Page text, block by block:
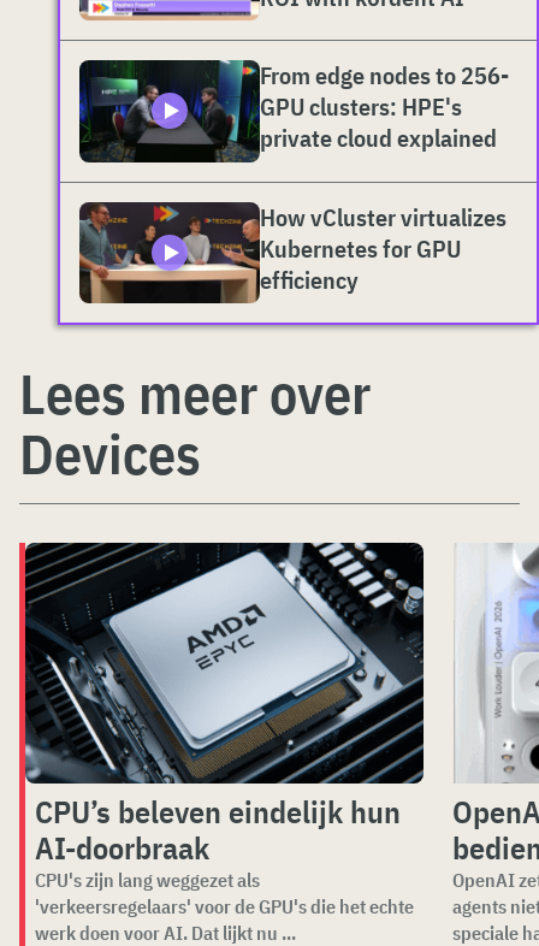
From edge nodes to 256-
GPU clusters: HPE's
private cloud explained
How vCluster virtualizes
Kubernetes for GPU
efficiency
Lees meer over
Devices
CPU’s beleven eindelijk hun
AI-doorbraak
CPU's zijn lang weggezet als
'verkeersregelaars' voor de GPU's die het echte
werk doen voor AI. Dat lijkt nu ...
OpenAI
agents
speciale